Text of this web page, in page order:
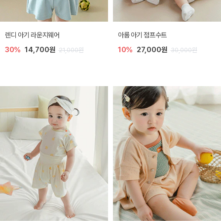
렌디 아기 라운지웨어
30% 14,700원 21,000원
아롬 아기 점프수트
10% 27,000원 30,000원